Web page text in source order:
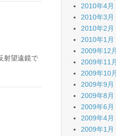
射望遠鏡で
2010年4月
2010年3月
2010年2月
2010年1月
2009年12月
2009年11月
2009年10月
2009年9月
2009年8月
2009年6月
2009年4月
2009年1月